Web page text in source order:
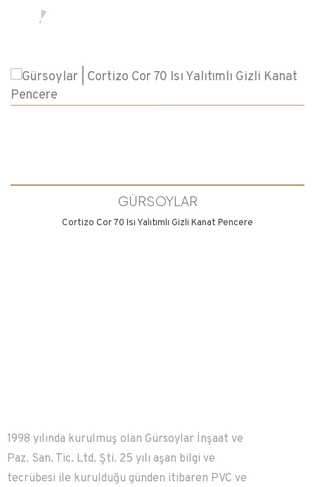
GÜRSOYLAR
Cortizo Cor 70 Isı Yalıtımlı Gizli Kanat Pencere
1998 yılında kurulmuş olan Gürsoylar İnşaat ve
Paz. San. Tic. Ltd. Şti. 25 yılı aşan bilgi ve
tecrübesi ile kurulduğu günden itibaren PVC ve